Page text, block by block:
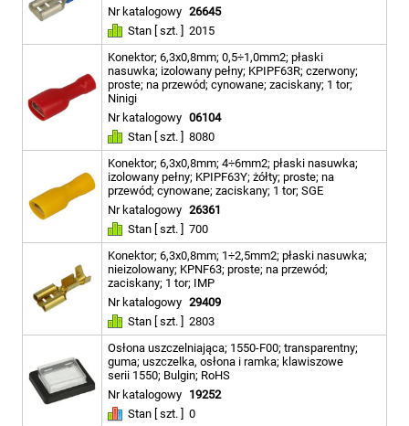
Nr katalogowy 26645
Stan [ szt. ]
2015
Konektor; 6,3x0,8mm; 0,5÷1,0mm2; płaski
nasuwka; izolowany pełny; KPIPF63R; czerwony;
proste; na przewód; cynowane; zaciskany; 1 tor;
Ninigi
Nr katalogowy 06104
Stan [ szt. ]
8080
Konektor; 6,3x0,8mm; 4÷6mm2; płaski nasuwka;
izolowany pełny; KPIPF63Y; żółty; proste; na
przewód; cynowane; zaciskany; 1 tor; SGE
Nr katalogowy 26361
Stan [ szt. ]
700
Konektor; 6,3x0,8mm; 1÷2,5mm2; płaski nasuwka;
nieizolowany; KPNF63; proste; na przewód;
zaciskany; 1 tor; IMP
Nr katalogowy 29409
Stan [ szt. ]
2803
Osłona uszczelniająca; 1550-F00; transparentny;
guma; uszczelka, osłona i ramka; klawiszowe
serii 1550; Bulgin; RoHS
Nr katalogowy 19252
Stan [ szt. ]
0